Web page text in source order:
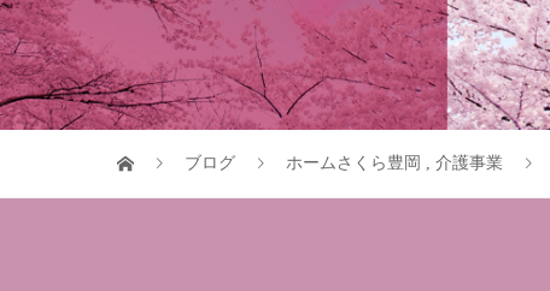
ブログ ホームさくら豊岡 , 介護事業